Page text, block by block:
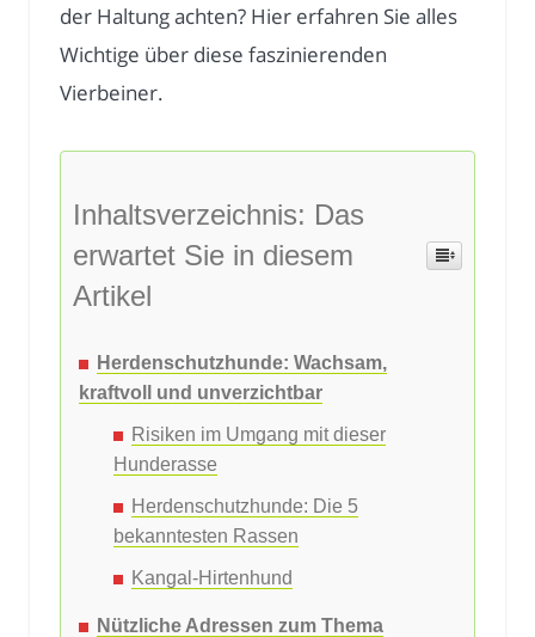
der Haltung achten? Hier erfahren Sie alles
Wichtige über diese faszinierenden
Vierbeiner.
Inhaltsverzeichnis: Das
erwartet Sie in diesem
Artikel
Herdenschutzhunde: Wachsam,
kraftvoll und unverzichtbar
Risiken im Umgang mit dieser
Hunderasse
Herdenschutzhunde: Die 5
bekanntesten Rassen
Kangal-Hirtenhund
Nützliche Adressen zum Thema